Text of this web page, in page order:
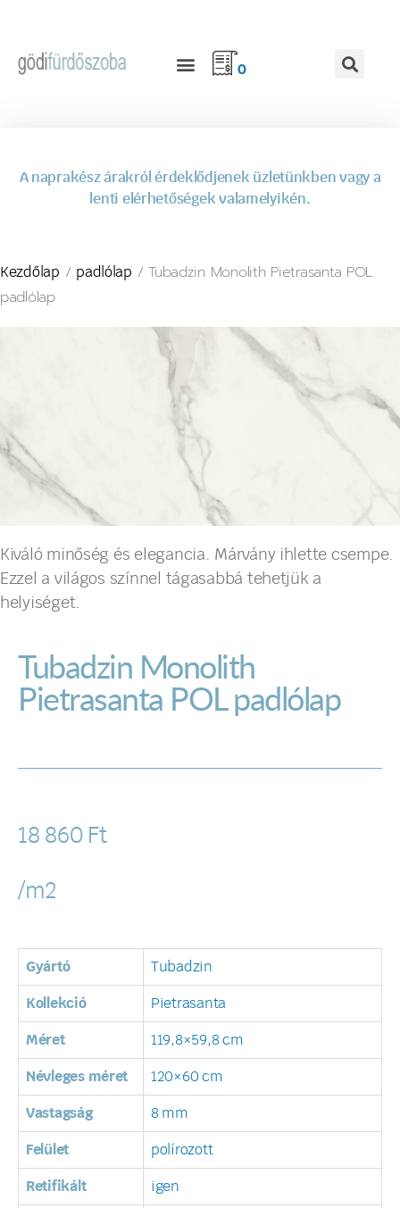
0
A naprakész árakról érdeklődjenek üzletünkben vagy a
lenti elérhetőségek valamelyikén.
Kezdőlap / padlólap / Tubadzin Monolith Pietrasanta POL
padlólap
Kiváló minőség és elegancia. Márvány ihlette csempe.
Ezzel a világos színnel tágasabbá tehetjük a
helyiséget.
Tubadzin Monolith
Pietrasanta POL padlólap
18 860 Ft
/m2
Gyártó Tubadzin
Kollekció Pietrasanta
Méret 119,8×59,8 cm
Névleges méret 120×60 cm
Vastagság 8 mm
Felület polírozott
Retifikált igen